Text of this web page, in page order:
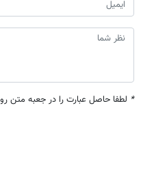
* لطفا حاصل عبارت را در جعبه متن